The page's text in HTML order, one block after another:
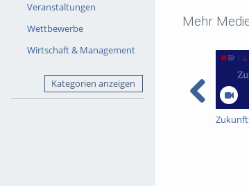
Veranstaltungen
Wettbewerbe
Wirtschaft & Management
Kategorien anzeigen
Mehr